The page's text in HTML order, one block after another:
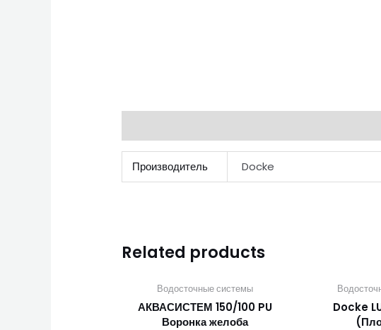
Производитель Docke
Related products
Водосточные системы
АКВАСИСТЕМ 150/100 PU
Воронка желоба
Docke